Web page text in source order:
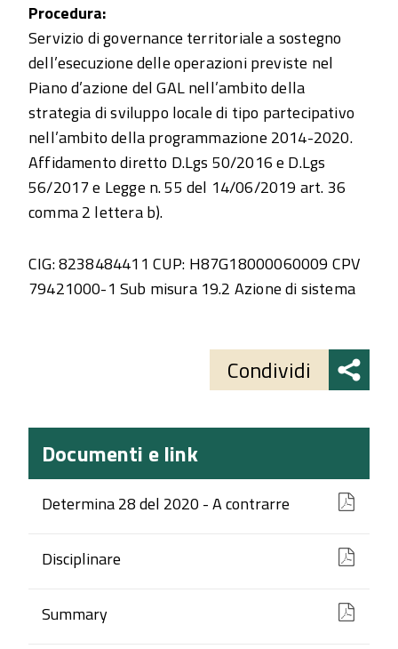
Procedura:
Servizio di governance territoriale a sostegno
dell’esecuzione delle operazioni previste nel
Piano d’azione del GAL nell’ambito della
strategia di sviluppo locale di tipo partecipativo
nell’ambito della programmazione 2014-2020.
Affidamento diretto D.Lgs 50/2016 e D.Lgs
56/2017 e Legge n. 55 del 14/06/2019 art. 36
comma 2 lettera b).
CIG: 8238484411 CUP: H87G18000060009 CPV
79421000-1 Sub misura 19.2 Azione di sistema
Condividi
Documenti e link
Determina 28 del 2020 - A contrarre
Disciplinare
Summary